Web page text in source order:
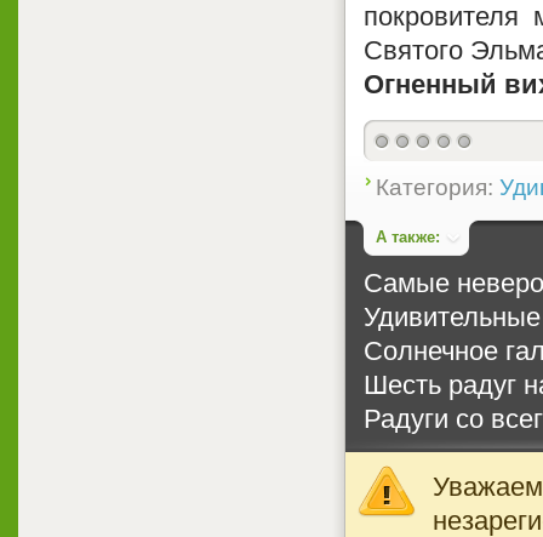
Святого
Огненный
Категория:
А также:
Самые
Солнечное
Шесть радуг
Радуги со